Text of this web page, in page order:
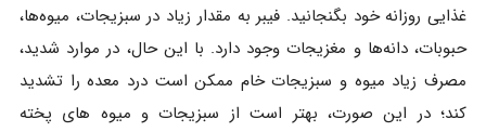
غذایی روزانه خود بگنجانید. فیبر به مقدار زیاد در سبزیجات، میوه‌ها،
حبوبات، دانه‌ها و مغزیجات وجود دارد. با این حال، در موارد شدید،
مصرف زیاد میوه و سبزیجات خام ممکن است درد معده را تشدید
کند؛ در این صورت، بهتر است از سبزیجات و میوه های پخته